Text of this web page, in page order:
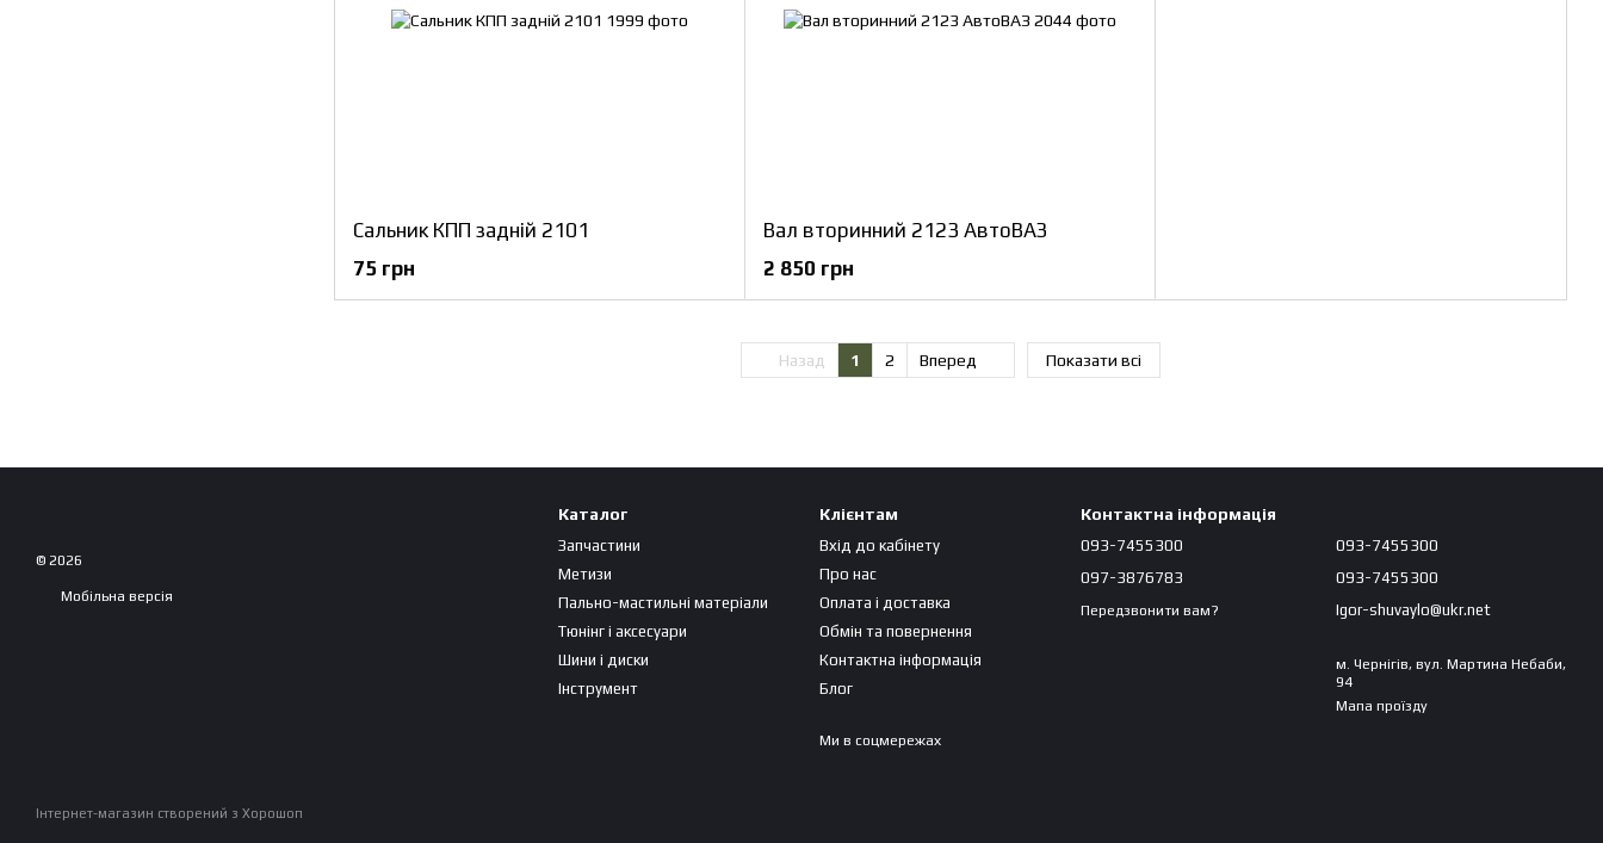
Сальник КПП задній 2101
75 грн
Вал вторинний 2123 АвтоВАЗ
2 850 грн
Назад 1 2 Вперед Показати всі
© 2026
Мобільна версія
Інтернет-магазин створений з Хорошоп
Каталог
Запчастини
Метизи
Пально-мастильні матеріали
Тюнінг і аксесуари
Шини і диски
Інструмент
Клієнтам
Вхід до кабінету
Про нас
Оплата і доставка
Обмін та повернення
Контактна інформація
Блог
Ми в соцмережах
Контактна інформація
093-7455300
097-3876783
Передзвонити вам?
093-7455300
093-7455300
Igor-shuvaylo@ukr.net
м. Чернігів, вул. Мартина Небаби,
94
Мапа проїзду